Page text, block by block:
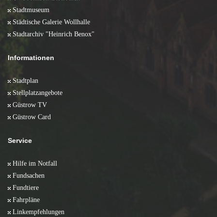
Stadtmuseum
Städtische Galerie Wollhalle
Stadtarchiv "Heinrich Benox"
Informationen
Stadtplan
Stellplatzangebote
Güstrow TV
Güstrow Card
Service
Hilfe im Notfall
Fundsachen
Fundtiere
Fahrpläne
Linkempfehlungen